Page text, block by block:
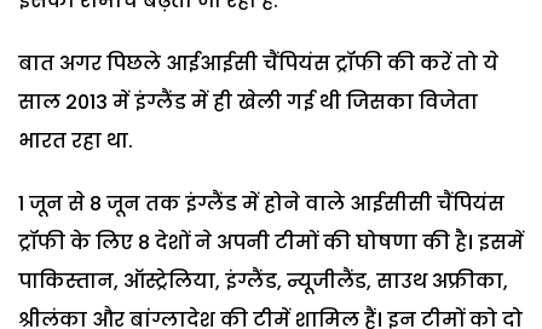
बात अगर पिछले आईआईसी चैंपियंस ट्रॉफी की करें तो ये
साल 2013 में इंग्लैंड में ही खेली गई थी जिसका विजेता
भारत रहा था.
1 जून से 8 जून तक इंग्लैंड में होने वाले आईसीसी चैंपियंस
ट्रॉफी के लिए 8 देशों ने अपनी टीमों की घोषणा की है। इसमें
पाकिस्तान, ऑस्ट्रेलिया, इंग्लैंड, न्यूजीलैंड, साउथ अफ्रीका,
श्रीलंका और बांग्लादेश की टीमें शामिल हैं। इन टीमों को दो